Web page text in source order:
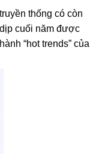
thống có còn
cuối năm được
“hot trends” của